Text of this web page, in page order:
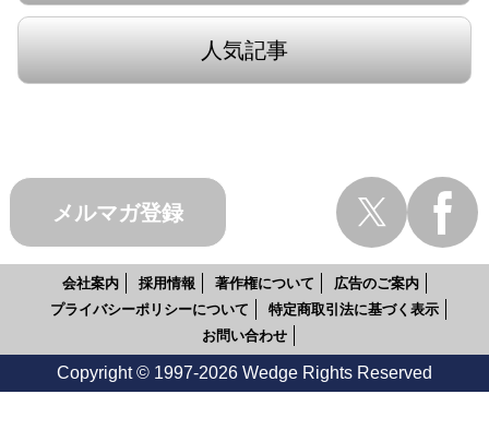
人気記事
メルマガ登録
会社案内 採用情報 著作権について
広告のご案内
プライバシーポリシーについて
特定商取引法に基づく表示
お問い合わせ
Copyright © 1997-2026 Wedge Rights Reserved